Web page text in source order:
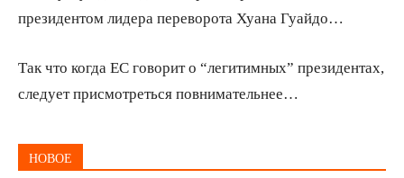
президентом лидера переворота Хуана Гуайдо…
Так что когда ЕС говорит о “легитимных” президентах,
следует присмотреться повнимательнее…
НОВОЕ